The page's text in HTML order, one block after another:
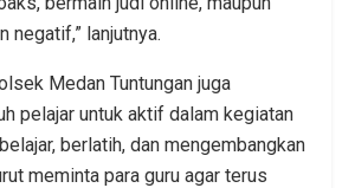
negatif,” lanjutnya.
Medan Tuntungan juga
pelajar untuk aktif dalam kegiatan
berlatih, dan mengembangkan
meminta para guru agar terus